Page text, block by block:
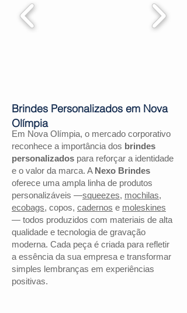
Em Nova Olímpia, o mercado corporativo
reconhece a importância dos brindes
personalizados para reforçar a identidade
e o valor da marca. A Nexo Brindes
oferece uma ampla linha de produtos
personalizáveis —squeezes, mochilas,
ecobags, copos, cadernos e moleskines
— todos produzidos com materiais de alta
qualidade e tecnologia de gravação
moderna. Cada peça é criada para refletir
a essência da sua empresa e transformar
simples lembranças em experiências
positivas.
Brindes Personalizados em Nova
Olímpia